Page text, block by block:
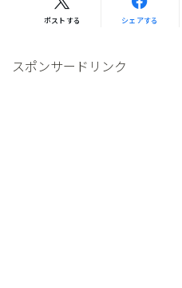
ポストする シェアする
スポンサードリンク